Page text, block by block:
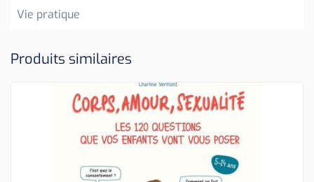
Vie pratique
Produits similaires